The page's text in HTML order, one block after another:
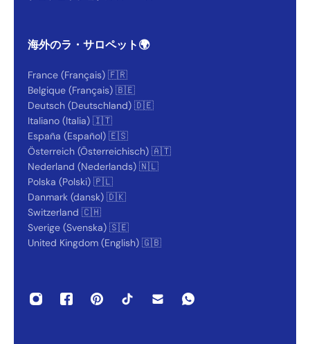
海外のラ・サロペット🌍
France (Français) 🇫🇷
Belgique (Français) 🇧🇪
Deutsch (Deutschland) 🇩🇪
Italiano (Italia) 🇮🇹
España (Español) 🇪🇸
Österreich (Österreichisch) 🇦🇹
Nederland (Nederlands) 🇳🇱
Polska (Polski) 🇵🇱
Danmark (dansk) 🇩🇰
Switzerland 🇨🇭
Sverige (Svenska) 🇸🇪
United Kingdom (English) 🇬🇧